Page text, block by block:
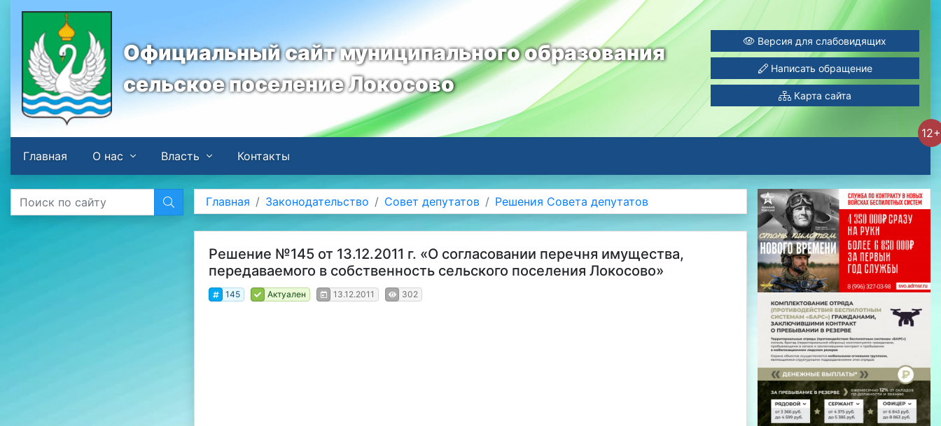
Официальный сайт муниципального образования
сельское поселение Локосово
Версия для слабовидящих
Написать обращение
Карта сайта
12+
Главная
О нас Власть Контакты
Главная Законодательство Совет депутатов Решения Совета депутатов
Решение №145 от 13.12.2011 г. «О согласовании перечня имущества,
передаваемого в собственность сельского поселения Локосово»
145 Актуален 13.12.2011 302